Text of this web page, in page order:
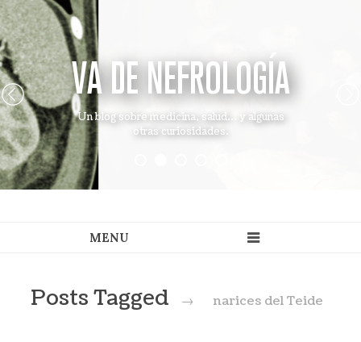
VA DE NEFROLOGÍA
Un blog sobre medicina, salud... y algunas
otras curiosidades.
Posts Tagged → narices del Teide